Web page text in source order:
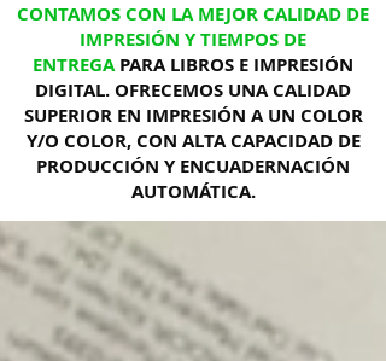
CONTAMOS CON LA MEJOR CALIDAD DE
IMPRESIÓN Y TIEMPOS DE
ENTREGAPARA LIBROS E IMPRESIÓN
DIGITAL. OFRECEMOS UNA CALIDAD
SUPERIOR EN IMPRESIÓN A UN COLOR
Y/O COLOR, CON ALTA CAPACIDAD DE
PRODUCCIÓN Y ENCUADERNACIÓN
AUTOMÁTICA.